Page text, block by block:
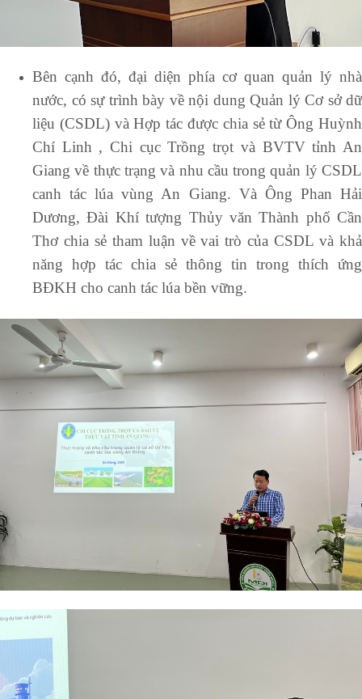
Bên cạnh đó, đại diện phía cơ quan quản lý nhà
nước, có sự trình bày về nội dung Quản lý Cơ sở dữ
liệu (CSDL) và Hợp tác được chia sẻ từ Ông Huỳnh
Chí Linh , Chi cục Trồng trọt và BVTV tỉnh An
Giang về thực trạng và nhu cầu trong quản lý CSDL
canh tác lúa vùng An Giang. Và Ông Phan Hải
Dương, Đài Khí tượng Thủy văn Thành phố Cần
Thơ chia sẻ tham luận về vai trò của CSDL và khả
năng hợp tác chia sẻ thông tin trong thích ứng
BĐKH cho canh tác lúa bền vững.